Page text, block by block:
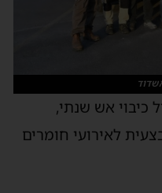
כיבוי אש שנתי,
לאירועי חומרים